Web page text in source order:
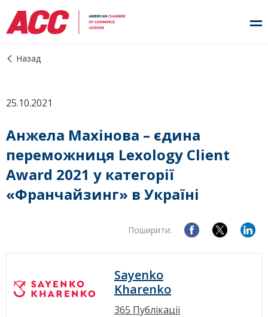
Назад
25.10.2021
Анжела Махінова – єдина
переможниця Lexology Client
Award 2021 у категорії
«Франчайзинг» в Україні
Поширити:
Sayenko
Kharenko
365 Публікації